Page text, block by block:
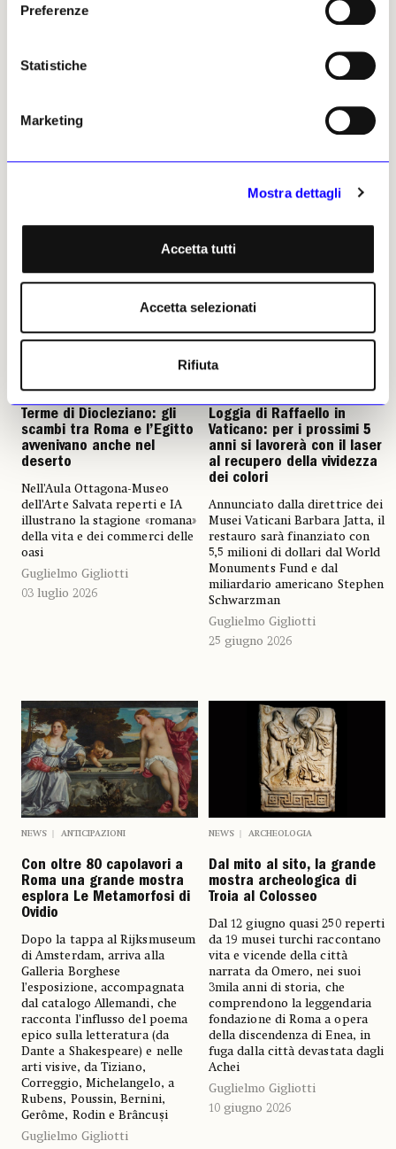
Preferenze
Statistiche
Marketing
Mostra dettagli
Accetta tutti
Accetta selezionati
Rifiuta
Guglielmo Gigliotti
Terme di Diocleziano: gli
scambi tra Roma e l’Egitto
avvenivano anche nel
deserto
Nell’Aula Ottagona-Museo
dell’Arte Salvata reperti e IA
illustrano la stagione «romana»
della vita e dei commerci delle
oasi
Guglielmo Gigliotti
03 luglio 2026
Loggia di Raffaello in
Vaticano: per i prossimi 5
anni si lavorerà con il laser
al recupero della vividezza
dei colori
Annunciato dalla direttrice dei
Musei Vaticani Barbara Jatta, il
restauro sarà finanziato con
5,5 milioni di dollari dal World
Monuments Fund e dal
miliardario americano Stephen
Schwarzman
Guglielmo Gigliotti
25 giugno 2026
NEWS ANTICIPAZIONI
Con oltre 80 capolavori a
Roma una grande mostra
esplora Le Metamorfosi di
Ovidio
Dopo la tappa al Rijksmuseum
di Amsterdam, arriva alla
Galleria Borghese
l’esposizione, accompagnata
dal catalogo Allemandi, che
racconta l’influsso del poema
epico sulla letteratura (da
Dante a Shakespeare) e nelle
arti visive, da Tiziano,
Correggio, Michelangelo, a
Rubens, Poussin, Bernini,
Gerôme, Rodin e Brâncuși
Guglielmo Gigliotti
NEWS ARCHEOLOGIA
Dal mito al sito, la grande
mostra archeologica di
Troia al Colosseo
Dal 12 giugno quasi 250 reperti
da 19 musei turchi raccontano
vita e vicende della città
narrata da Omero, nei suoi
3mila anni di storia, che
comprendono la leggendaria
fondazione di Roma a opera
della discendenza di Enea, in
fuga dalla città devastata dagli
Achei
Guglielmo Gigliotti
10 giugno 2026